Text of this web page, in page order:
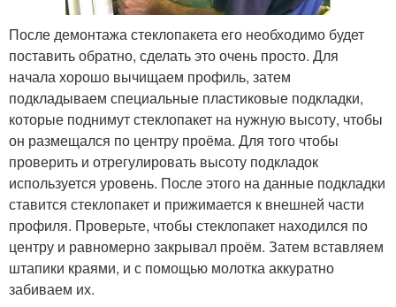
После демонтажа стеклопакета его необходимо будет
поставить обратно, сделать это очень просто. Для
начала хорошо вычищаем профиль, затем
подкладываем специальные пластиковые подкладки,
которые поднимут стеклопакет на нужную высоту, чтобы
он размещался по центру проёма. Для того чтобы
проверить и отрегулировать высоту подкладок
используется уровень. После этого на данные подкладки
ставится стеклопакет и прижимается к внешней части
профиля. Проверьте, чтобы стеклопакет находился по
центру и равномерно закрывал проём. Затем вставляем
штапики краями, и с помощью молотка аккуратно
забиваем их.